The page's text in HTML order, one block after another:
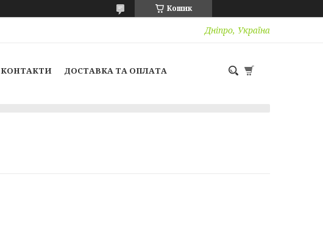
Кошик
Дніпро, Україна
КОНТАКТИ ДОСТАВКА ТА ОПЛАТА